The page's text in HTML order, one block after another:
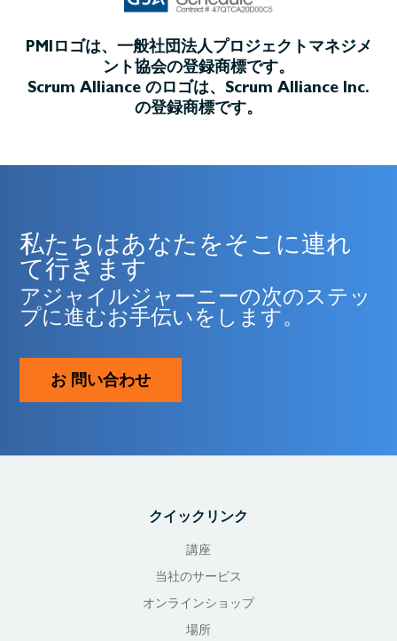
PMIロゴは、一般社団法人プロジェクトマネジメ
ント協会の登録商標です。
Scrum Alliance のロゴは、Scrum Alliance Inc.
の登録商標です。
私たちはあなたをそこに連れ
て行きます
アジャイルジャーニーの次のステッ
プに進むお手伝いをします。
お 問い合わせ
クイックリンク
講座
当社のサービス
オンラインショップ
場所